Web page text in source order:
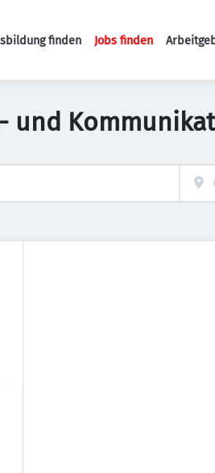
Haupt-
finden Jobs finden
und